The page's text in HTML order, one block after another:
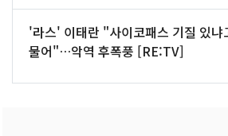
'라스' 이태란 "사이코패스 기질 있냐
물어"…악역 후폭풍 [RE:TV]